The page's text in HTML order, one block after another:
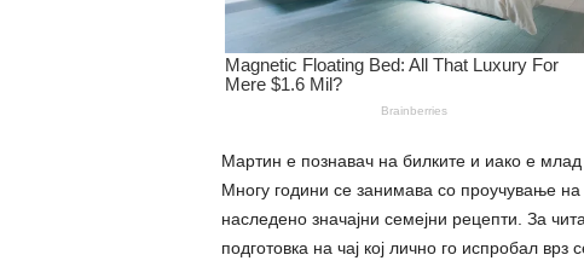
Мартин е познавач на билките и иако е млад
Многу години се занимава со проучување
наследено значајни семејни рецепти. За
подготовка на чај кој лично го испробал